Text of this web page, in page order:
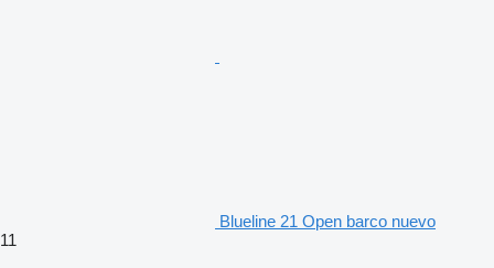
Blueline 21 Open barco nuevo
11